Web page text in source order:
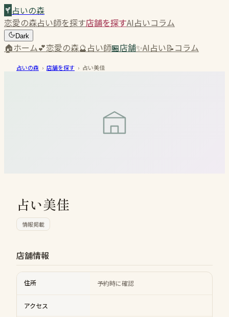
占いの森
恋愛の森占い師を探す店舗を探すAI占いコラム
Dark
🏠ホーム💕恋愛の森🔮占い師🏪店舗✨AI占い📝コラム
占いの森 › 店舗を探す › 占い美佳
占い美佳
情報掲載
店舗情報
住所 予約時に確認
アクセス